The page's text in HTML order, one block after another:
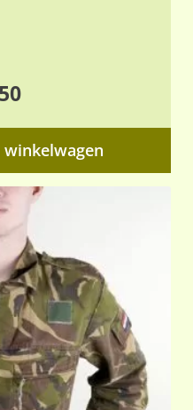
winkelwagen